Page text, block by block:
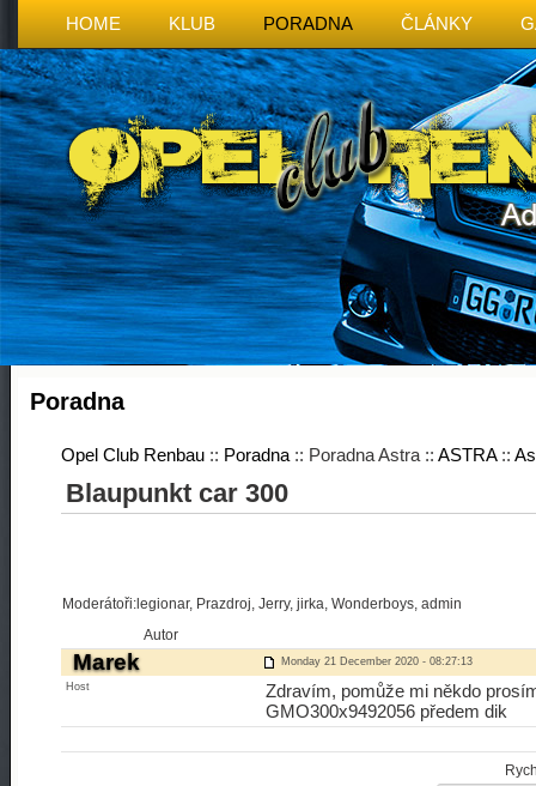
HOME KLUB PORADNA ČLÁNKY
Poradna
Opel Club Renbau :: Poradna :: Poradna Astra :: ASTRA::
Blaupunkt car 300
Moderátoři:legionar, Prazdroj, Jerry, jirka, Wonderboys, admin
Autor
Marek Monday 21 December 2020 - 08:27:13
Host
Zdravím, pomůže mi někdo
GMO300x9492056 předem dik